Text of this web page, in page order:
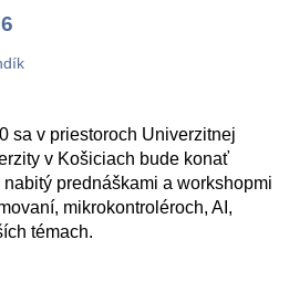
sa v priestoroch Univerzitnej
v Košiciach bude konať
prednáškami a workshopmi
mikrokontroléroch, AI,
témach.